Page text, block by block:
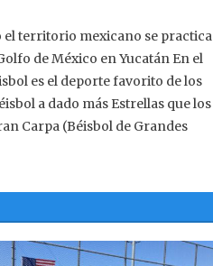
el territorio mexicano se practica
de México en Yucatán En el
es el deporte favorito de los
a dado más Estrellas que los
Carpa (Béisbol de Grandes